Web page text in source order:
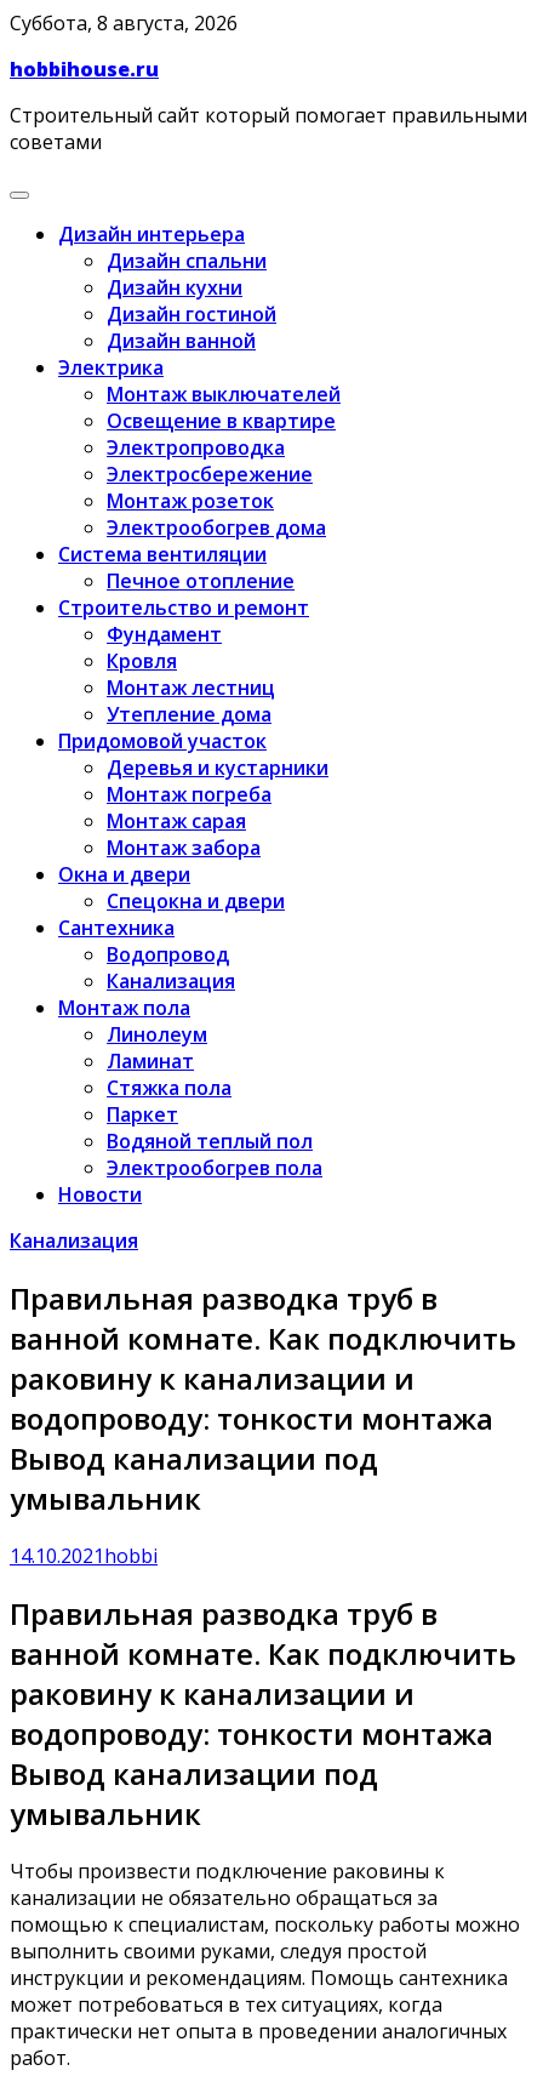
Skip
content
Суббота, 8 августа, 2026
hobbihouse.ru
Строительный сайт который помогает правильными
советами
Дизайн интерьера
Дизайн спальни
Дизайн кухни
Дизайн гостиной
Дизайн ванной
Электрика
Монтаж выключателей
Освещение в квартире
Электропроводка
Электросбережение
Монтаж розеток
Электрообогрев дома
Система вентиляции
Печное отопление
Строительство и ремонт
Фундамент
Кровля
Монтаж лестниц
Утепление дома
Придомовой участок
Деревья и кустарники
Монтаж погреба
Монтаж сарая
Монтаж забора
Окна и двери
Спецокна и двери
Сантехника
Водопровод
Канализация
Монтаж пола
Линолеум
Ламинат
Стяжка пола
Паркет
Водяной теплый пол
Электрообогрев пола
Новости
Канализация
Правильная разводка труб в
ванной комнате. Как подключить
раковину к канализации и
водопроводу: тонкости монтажа
Вывод канализации под
умывальник
14.10.2021hobbi
Правильная разводка труб в
ванной комнате. Как подключить
раковину к канализации и
водопроводу: тонкости монтажа
Вывод канализации под
умывальник
Чтобы произвести подключение раковины к
канализации не обязательно обращаться за
помощью к специалистам, поскольку работы можно
выполнить своими руками, следуя простой
инструкции и рекомендациям. Помощь сантехника
может потребоваться в тех ситуациях, когда
практически нет опыта в проведении аналогичных
работ.